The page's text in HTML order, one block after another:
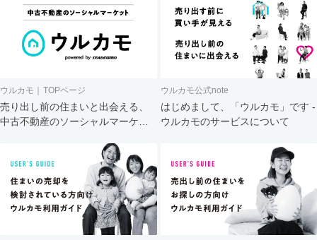
ウルカモ｜TOPページ
売り出し前の住まいと出会える、
中古不動産のソーシャルマーケッ
ウルカモ公式note
はじめまして、「ウルカモ」です -
ウルカモのサービスについて